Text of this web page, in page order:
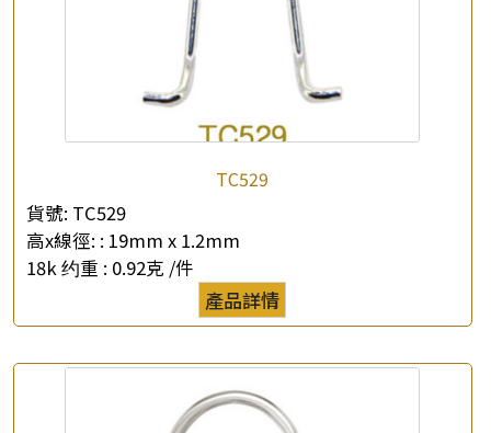
TC529
貨號: TC529
高x線徑: : 19mm x 1.2mm
18k 约重 : 0.92克 /件
產品詳情